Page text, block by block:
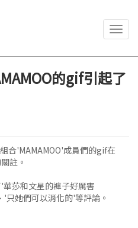
的gif引起了
合'MAMAMOO'成員們的gif在
註。
莎和文星的褲子好厲害
她們可以消化的'等評論。